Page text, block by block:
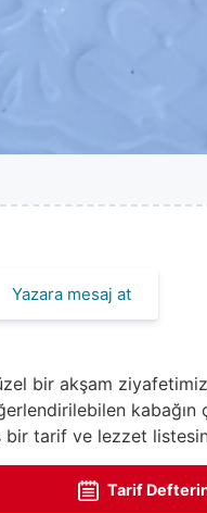
Yazara mesaj at
bir akşam
kabağın
tarif ve lezzet
Tarif